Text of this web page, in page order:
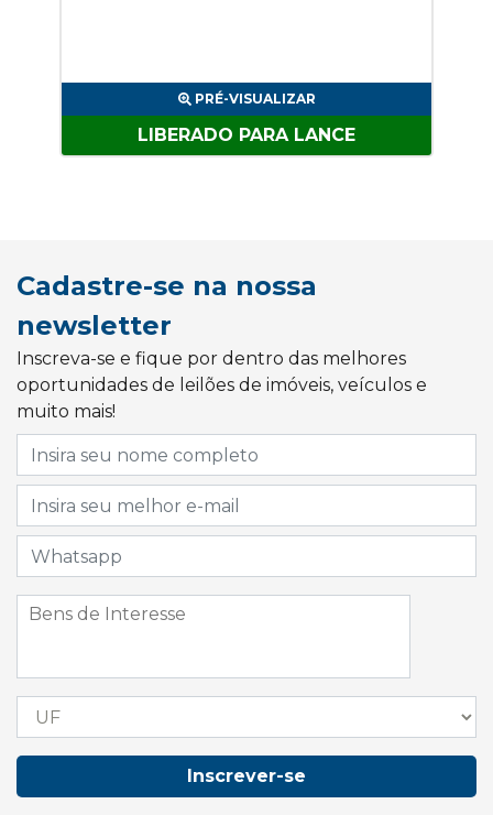
PRÉ-VISUALIZAR
LIBERADO PARA LANCE
Cadastre-se na nossa
newsletter
Inscreva-se e fique por dentro das melhores
oportunidades de leilões de imóveis, veículos e
muito mais!
Inscrever-se